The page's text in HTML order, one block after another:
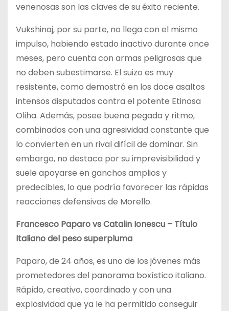
venenosas son las claves de su éxito reciente.
Vukshinaj, por su parte, no llega con el mismo
impulso, habiendo estado inactivo durante once
meses, pero cuenta con armas peligrosas que
no deben subestimarse. El suizo es muy
resistente, como demostró en los doce asaltos
intensos disputados contra el potente Etinosa
Oliha. Además, posee buena pegada y ritmo,
combinados con una agresividad constante que
lo convierten en un rival difícil de dominar. Sin
embargo, no destaca por su imprevisibilidad y
suele apoyarse en ganchos amplios y
predecibles, lo que podría favorecer las rápidas
reacciones defensivas de Morello.
Francesco Paparo vs Catalin Ionescu – Título
Italiano del peso superpluma
Paparo, de 24 años, es uno de los jóvenes más
prometedores del panorama boxístico italiano.
Rápido, creativo, coordinado y con una
explosividad que ya le ha permitido conseguir